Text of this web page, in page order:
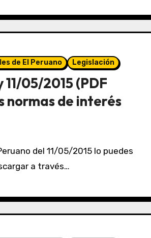
de El Peruano Legislación
05/2015 (PDF
normas de interés
a través…